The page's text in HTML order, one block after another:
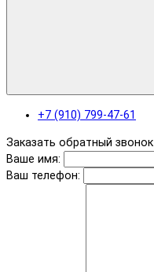
+7 (910) 799-47-61
Заказать обратный звонок
Ваше имя:
Ваш телефон: